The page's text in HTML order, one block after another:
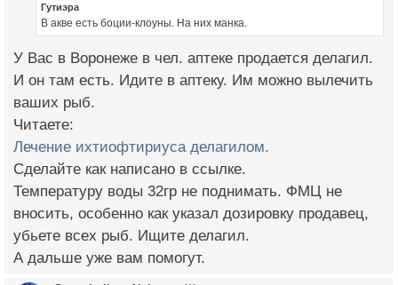
Гутиэра
В акве есть боции-клоуны. На них манка.
У Вас в Воронеже в чел. аптеке продается делагил.
И он там есть. Идите в аптеку. Им можно вылечить
ваших рыб.
Читаете:
Лечение ихтиофтириуса делагилом.
Сделайте как написано в ссылке.
Температуру воды 32гр не поднимать. ФМЦ не
вносить, особенно как указал дозировку продавец,
убьете всех рыб. Ищите делагил.
А дальше уже вам помогут.